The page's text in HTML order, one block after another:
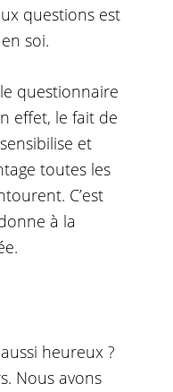
questions est
soi.
questionnaire
effet, le fait de
et
toutes les
C’est
à la
heureux ?
Nous avons